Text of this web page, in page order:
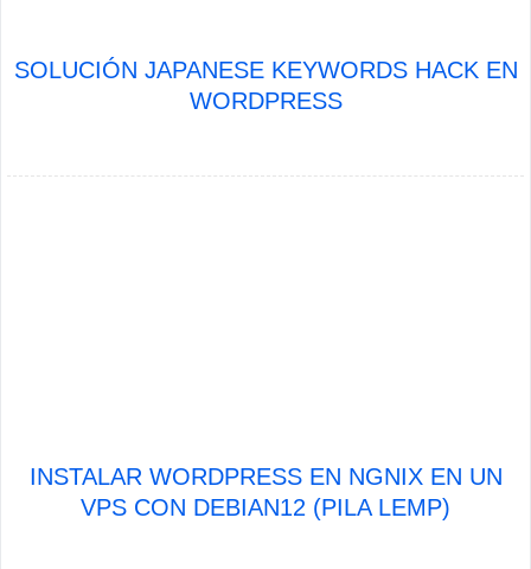
SOLUCIÓN JAPANESE KEYWORDS HACK EN
WORDPRESS
INSTALAR WORDPRESS EN NGNIX EN UN
VPS CON DEBIAN12 (PILA LEMP)